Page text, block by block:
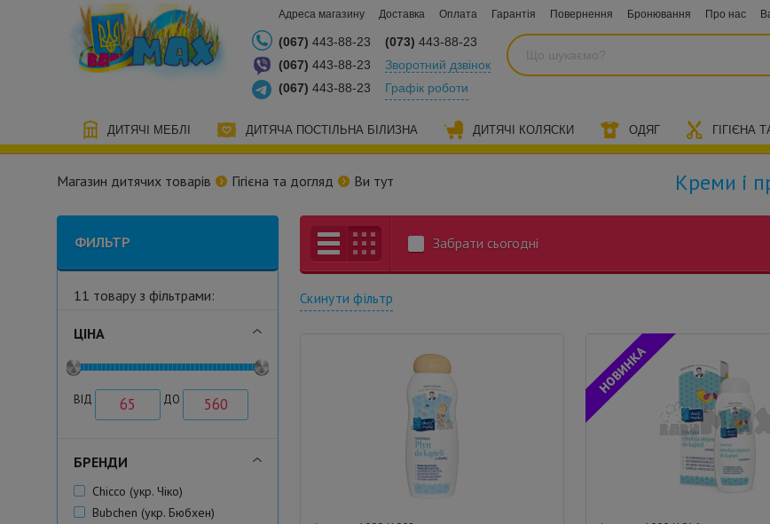
Адреса магазину Доставка Оплата Гарантія Повернення Бронювання Про нас
(067) 443-88-23
(067) 443-88-23
(067) 443-88-23
(073) 443-88-23
Зворотний дзвінок
Графік роботи
ДИТЯЧІ МЕБЛІ ДИТЯЧА ПОСТІЛЬНА БІЛИЗНА ДИТЯЧІ КОЛЯСКИ ОДЯГ ГІГІЄНА
Магазин дитячих товарів Гігієна та догляд Ви тут Креми і
ФИЛЬТР
11 товару з фільтрами:
ЦІНА
ВІД ДО
БРЕНДИ
Chicco (укр. Чіко)
Bubchen (укр. Бюбхен)
Забрати сьогодні
Скинути фільтр